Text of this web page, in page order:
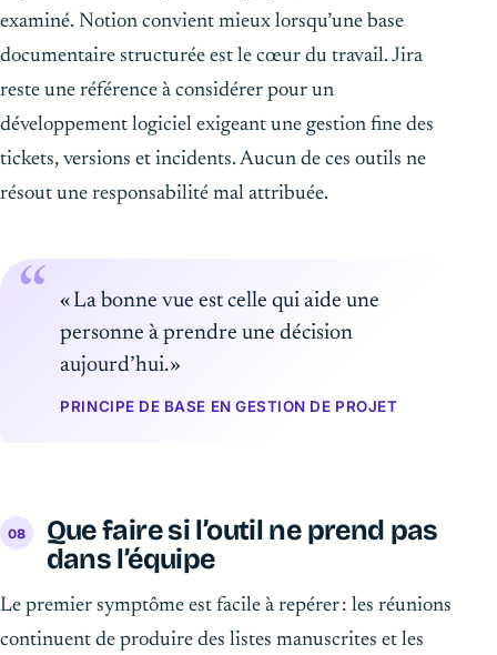
examiné. Notion convient mieux lorsqu’une base
documentaire structurée est le cœur du travail. Jira
reste une référence à considérer pour un
développement logiciel exigeant une gestion fine des
tickets, versions et incidents. Aucun de ces outils ne
résout une responsabilité mal attribuée.
« La bonne vue est celle qui aide une
personne à prendre une décision
aujourd’hui. »
PRINCIPE DE BASE EN GESTION DE PROJET
Que faire si l’outil ne prend pas
dans l’équipe
Le premier symptôme est facile à repérer : les réunions
continuent de produire des listes manuscrites et les